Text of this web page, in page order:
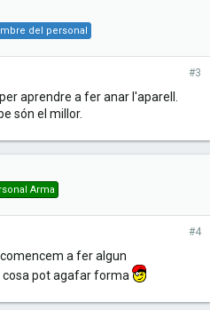
del personal
#3
aprendre a fer anar l'aparell.
són el millor.
Arma
#4
a fer algun
cosa pot agafar forma